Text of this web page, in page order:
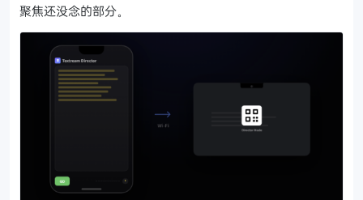
聚焦还没念的部分。